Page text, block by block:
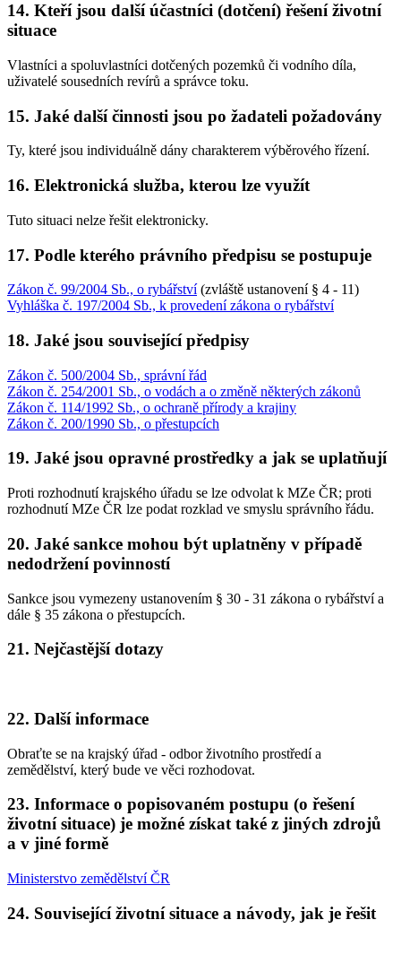
14. Kteří jsou další účastníci (dotčení) řešení životní
situace
Vlastníci a spoluvlastníci dotčených pozemků či vodního díla,
uživatelé sousedních revírů a správce toku.
15. Jaké další činnosti jsou po žadateli požadovány
Ty, které jsou individuálně dány charakterem výběrového řízení.
16. Elektronická služba, kterou lze využít
Tuto situaci nelze řešit elektronicky.
17. Podle kterého právního předpisu se postupuje
Zákon č. 99/2004 Sb., o rybářství(zvláště ustanovení § 4 - 11)
Vyhláška č. 197/2004 Sb., k provedení zákona o rybářství
18. Jaké jsou související předpisy
Zákon č. 500/2004 Sb., správní řád
Zákon č. 254/2001 Sb., o vodách a o změně některých zákonů
Zákon č. 114/1992 Sb., o ochraně přírody a krajiny
Zákon č. 200/1990 Sb., o přestupcích
19. Jaké jsou opravné prostředky a jak se uplatňují
Proti rozhodnutí krajského úřadu se lze odvolat k MZe ČR; proti
rozhodnutí MZe ČR lze podat rozklad ve smyslu správního řádu.
20. Jaké sankce mohou být uplatněny v případě
nedodržení povinností
Sankce jsou vymezeny ustanovením § 30 - 31 zákona o rybářství a
dále § 35 zákona o přestupcích.
21. Nejčastější dotazy
22. Další informace
Obraťte se na krajský úřad - odbor životního prostředí a
zemědělství, který bude ve věci rozhodovat.
23. Informace o popisovaném postupu (o řešení
životní situace) je možné získat také z jiných zdrojů
a v jiné formě
Ministerstvo zemědělství ČR
24. Související životní situace a návody, jak je řešit